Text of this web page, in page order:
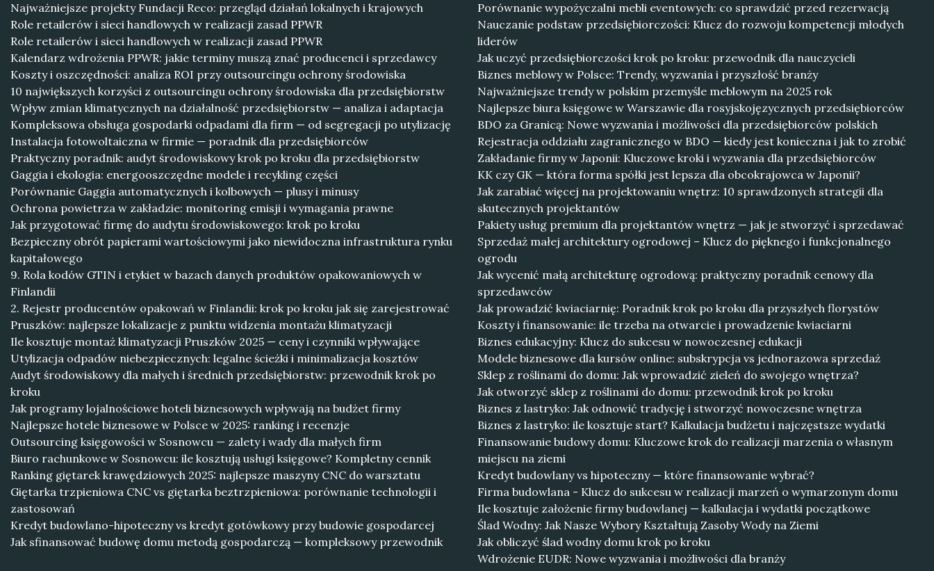
Najważniejsze projekty Fundacji Reco: przegląd działań lokalnych i krajowych
Role retailerów i sieci handlowych w realizacji zasad PPWR
Role retailerów i sieci handlowych w realizacji zasad PPWR
Kalendarz wdrożenia PPWR: jakie terminy muszą znać producenci i sprzedawcy
Koszty i oszczędności: analiza ROI przy outsourcingu ochrony środowiska
10 największych korzyści z outsourcingu ochrony środowiska dla przedsiębiorstw
Wpływ zmian klimatycznych na działalność przedsiębiorstw — analiza i adaptacja
Kompleksowa obsługa gospodarki odpadami dla firm — od segregacji po utylizację
Instalacja fotowoltaiczna w firmie — poradnik dla przedsiębiorców
Praktyczny poradnik: audyt środowiskowy krok po kroku dla przedsiębiorstw
Gaggia i ekologia: energooszczędne modele i recykling części
Porównanie Gaggia automatycznych i kolbowych — plusy i minusy
Ochrona powietrza w zakładzie: monitoring emisji i wymagania prawne
Jak przygotować firmę do audytu środowiskowego: krok po kroku
Bezpieczny obrót papierami wartościowymi jako niewidoczna infrastruktura rynku
kapitałowego
9. Rola kodów GTIN i etykiet w bazach danych produktów opakowaniowych w
Finlandii
2. Rejestr producentów opakowań w Finlandii: krok po kroku jak się zarejestrować
Pruszków: najlepsze lokalizacje z punktu widzenia montażu klimatyzacji
Ile kosztuje montaż klimatyzacji Pruszków 2025 — ceny i czynniki wpływające
Utylizacja odpadów niebezpiecznych: legalne ścieżki i minimalizacja kosztów
Audyt środowiskowy dla małych i średnich przedsiębiorstw: przewodnik krok po
kroku
Jak programy lojalnościowe hoteli biznesowych wpływają na budżet firmy
Najlepsze hotele biznesowe w Polsce w 2025: ranking i recenzje
Outsourcing księgowości w Sosnowcu — zalety i wady dla małych firm
Biuro rachunkowe w Sosnowcu: ile kosztują usługi księgowe? Kompletny cennik
Ranking giętarek krawędziowych 2025: najlepsze maszyny CNC do warsztatu
Giętarka trzpieniowa CNC vs giętarka beztrzpieniowa: porównanie technologii i
zastosowań
Kredyt budowlano-hipoteczny vs kredyt gotówkowy przy budowie gospodarcej
Jak sfinansować budowę domu metodą gospodarczą — kompleksowy przewodnik
Porównanie wypożyczalni mebli eventowych: co sprawdzić przed rezerwacją
Nauczanie podstaw przedsiębiorczości: Klucz do rozwoju kompetencji młodych
liderów
Jak uczyć przedsiębiorczości krok po kroku: przewodnik dla nauczycieli
Biznes meblowy w Polsce: Trendy, wyzwania i przyszłość branży
Najważniejsze trendy w polskim przemyśle meblowym na 2025 rok
Najlepsze biura księgowe w Warszawie dla rosyjskojęzycznych przedsiębiorców
BDO za Granicą: Nowe wyzwania i możliwości dla przedsiębiorców polskich
Rejestracja oddziału zagranicznego w BDO — kiedy jest konieczna i jak to zrobić
Zakładanie firmy w Japonii: Kluczowe kroki i wyzwania dla przedsiębiorców
KK czy GK — która forma spółki jest lepsza dla obcokrajowca w Japonii?
Jak zarabiać więcej na projektowaniu wnętrz: 10 sprawdzonych strategii dla
skutecznych projektantów
Pakiety usług premium dla projektantów wnętrz — jak je stworzyć i sprzedawać
Sprzedaż małej architektury ogrodowej – Klucz do pięknego i funkcjonalnego
ogrodu
Jak wycenić małą architekturę ogrodową: praktyczny poradnik cenowy dla
sprzedawców
Jak prowadzić kwiaciarnię: Poradnik krok po kroku dla przyszłych florystów
Koszty i finansowanie: ile trzeba na otwarcie i prowadzenie kwiaciarni
Biznes edukacyjny: Klucz do sukcesu w nowoczesnej edukacji
Modele biznesowe dla kursów online: subskrypcja vs jednorazowa sprzedaż
Sklep z roślinami do domu: Jak wprowadzić zieleń do swojego wnętrza?
Jak otworzyć sklep z roślinami do domu: przewodnik krok po kroku
Biznes z lastryko: Jak odnowić tradycję i stworzyć nowoczesne wnętrza
Biznes z lastryko: ile kosztuje start? Kalkulacja budżetu i najczęstsze wydatki
Finansowanie budowy domu: Kluczowe krok do realizacji marzenia o własnym
miejscu na ziemi
Kredyt budowlany vs hipoteczny — które finansowanie wybrać?
Firma budowlana - Klucz do sukcesu w realizacji marzeń o wymarzonym domu
Ile kosztuje założenie firmy budowlanej — kalkulacja i wydatki początkowe
Ślad Wodny: Jak Nasze Wybory Kształtują Zasoby Wody na Ziemi
Jak obliczyć ślad wodny domu krok po kroku
Wdrożenie EUDR: Nowe wyzwania i możliwości dla branży